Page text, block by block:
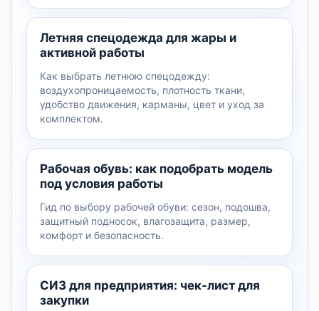
Летняя спецодежда для жары и
активной работы
Как выбрать летнюю спецодежду:
воздухопроницаемость, плотность ткани,
удобство движения, карманы, цвет и уход за
комплектом.
Рабочая обувь: как подобрать модель
под условия работы
Гид по выбору рабочей обуви: сезон, подошва,
защитный подносок, влагозащита, размер,
комфорт и безопасность.
СИЗ для предприятия: чек-лист для
закупки